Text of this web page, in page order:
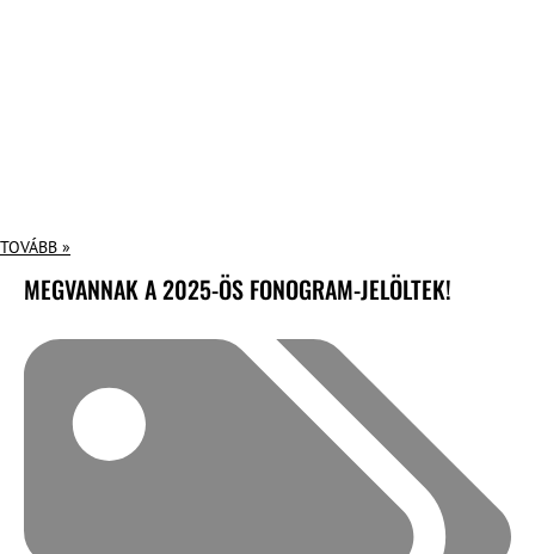
TOVÁBB »
MEGVANNAK A 2025-ÖS FONOGRAM-JELÖLTEK!